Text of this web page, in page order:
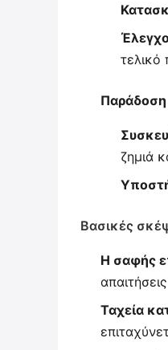
τελικό
Παράδοση
ζημιά
Βασικές
Η σαφής
Ταχεία